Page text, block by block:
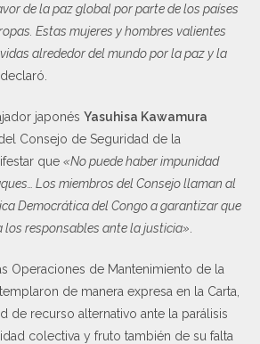
de la paz global por parte de los países
Estas mujeres y hombres valientes
alrededor del mundo por la paz y la
japonés Yasuhisa Kawamura
Consejo de Seguridad de la
que «No puede haber impunidad
Los miembros del Consejo llaman al
Democrática del Congo a garantizar que
los responsables ante la justicia»
Operaciones de Mantenimiento de la
de manera expresa en la Carta,
de recurso alternativo ante la parálisis
colectiva y fruto también de su falta